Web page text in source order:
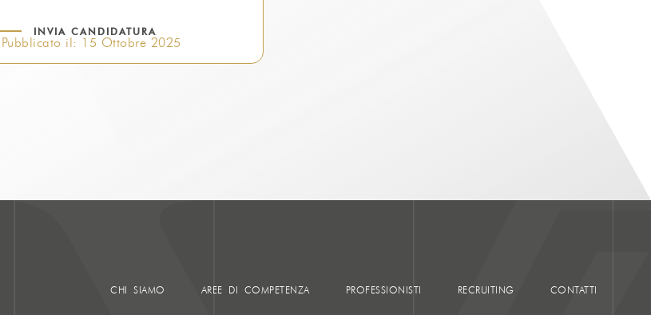
INVIA CANDIDATURA
Pubblicato il: 15 Ottobre 2025
CHI SIAMO AREE DI COMPETENZA PROFESSIONISTI RECRUITING CONTATTI